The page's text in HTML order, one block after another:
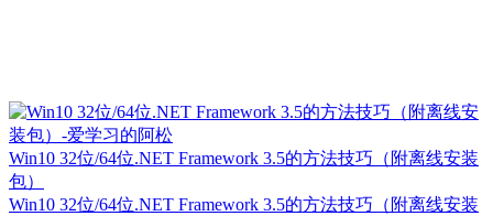
Win10 32位/64位.NET Framework 3.5的方法技巧（附离线安装
包）
Win10 32位/64位.NET Framework 3.5的方法技巧（附离线安装